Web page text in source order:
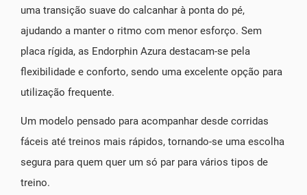
uma transição suave do calcanhar à ponta do pé,
ajudando a manter o ritmo com menor esforço. Sem
placa rígida, as Endorphin Azura destacam-se pela
flexibilidade e conforto, sendo uma excelente opção para
utilização frequente.
Um modelo pensado para acompanhar desde corridas
fáceis até treinos mais rápidos, tornando-se uma escolha
segura para quem quer um só par para vários tipos de
treino.